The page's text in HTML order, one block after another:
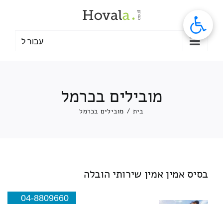
עבור ל
מובילים בכרמל
בית / מובילים בכרמל
בסיס אמין אמין שירותי הובלה
04-8809660